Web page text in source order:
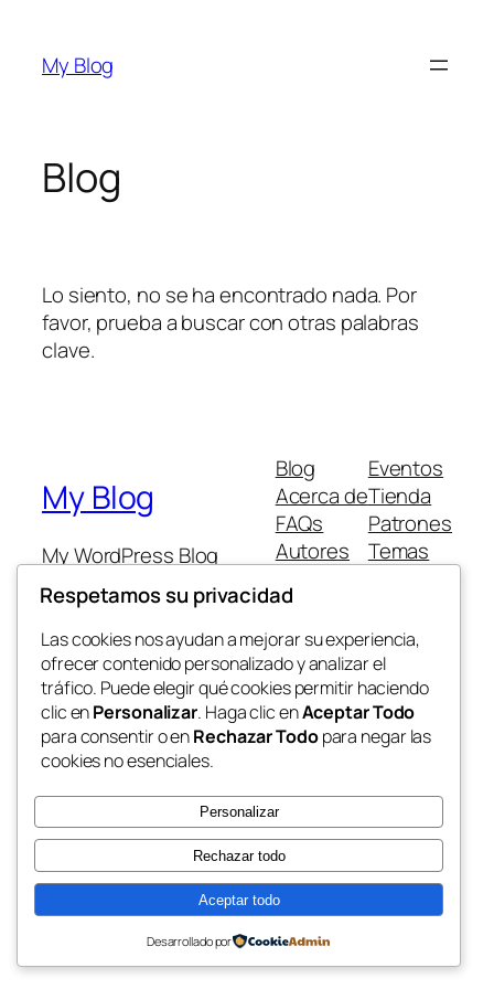
contenido
My Blog
Blog
Lo siento, no se ha encontrado nada. Por
favor, prueba a buscar con otras palabras
clave.
My Blog
My WordPress Blog
Blog
Acerca de
FAQs
Autores
Eventos
Tienda
Patrones
Temas
Twenty Twenty-Five Diseñado conWordPress
Respetamos su privacidad
Las cookies nos ayudan a mejorar su experiencia,
ofrecer contenido personalizado y analizar el
tráfico. Puede elegir qué cookies permitir haciendo
clic enPersonalizar. Haga clic enAceptar Todo
para consentir o enRechazar Todopara negar las
cookies no esenciales.
Personalizar
Rechazar todo
Aceptar todo
Desarrollado por